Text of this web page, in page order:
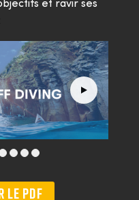
et ravir ses
LE PDF